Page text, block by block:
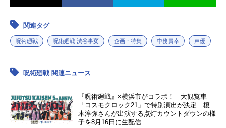
壊相：檜山修之
血塗：山口勝平
両面宿儺：諏訪部順一
伏黒津美紀：早見沙織
関連タグ
呪術廻戦 呪術廻戦 渋谷事変 企画・特集 中務貴幸 声優
呪術廻戦 関連ニュース
『呪術廻戦』×横浜市がコラボ！ 大観覧車
「コスモクロック21」で特別演出が決定｜榎
木淳弥さんが出演する点灯カウントダウンの様
子を8月16日に生配信